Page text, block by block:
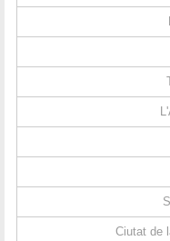
Ciutat de